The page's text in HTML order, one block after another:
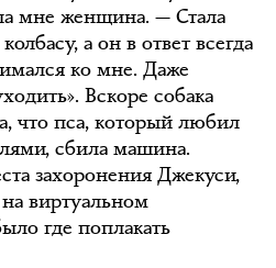
мне женщина. — Стала
а он в ответ всегда
ко мне. Даже
Вскоре собака
что пса, который любил
сбила машина.
захоронения Джекуси,
виртуальном
где поплакать